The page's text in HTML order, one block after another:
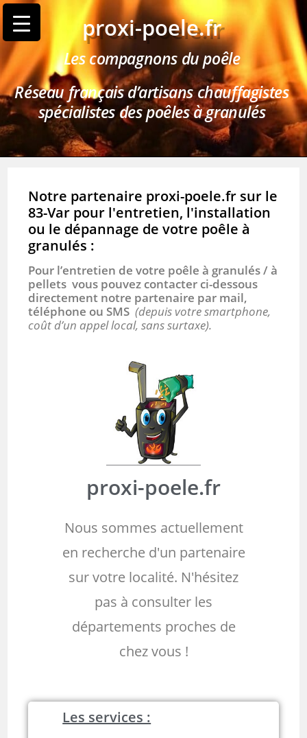
proxi-poele.fr
Les compagnons du poêle
Réseau français d’artisans chauffagistes
spécialistes des poêles à granulés
Notre partenaire proxi-poele.fr sur le
83-Var pour l'entretien, l'installation
ou le dépannage de votre poêle à
granulés :
Pour l’entretien de votre poêle à granulés / à
pellets vous pouvez contacter ci-dessous
directement notre partenaire par mail,
téléphone ou SMS(depuis votre smartphone,
coût d’un appel local, sans surtaxe).
proxi-poele.fr
Nous sommes actuellement
en recherche d'un partenaire
sur votre localité. N'hésitez
pas à consulter les
départements proches de
chez vous !
Les services :